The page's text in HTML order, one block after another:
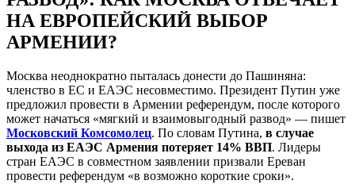
НА ЕВРОПЕЙСКИЙ ВЫБОР
АРМЕНИИ?
Москва неоднократно пыталась донести до Пашиняна:
членство в ЕС и ЕАЭС несовместимо. Президент Путин уже
предложил провести в Армении референдум, после которого
может начаться «мягкий и взаимовыгодный развод» — пишет
Московский Комсомолец. По словам Путина, в случае
выхода из ЕАЭС Армения потеряет 14% ВВП. Лидеры
стран ЕАЭС в совместном заявлении призвали Ереван
провести референдум «в возможно короткие сроки».